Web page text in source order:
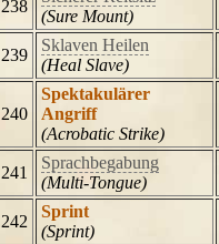
238
(Sure Mount)
239
Sklaven Heilen
(Heal Slave)
240
Spektakulärer
Angriff
(Acrobatic Strike)
241
Sprachbegabung
(Multi-Tongue)
242
Sprint
(Sprint)